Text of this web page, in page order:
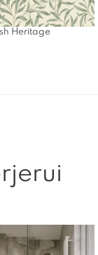
Heritage